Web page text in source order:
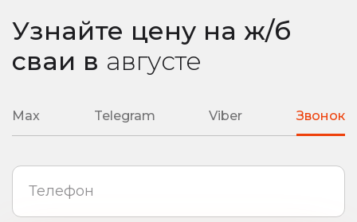
Узнайте цену на ж/б
сваи в августе
Max Telegram Viber Звонок